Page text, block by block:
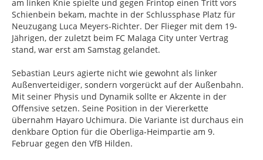
am linken Knie spielte und gegen Frintop einen Tritt vors
Schienbein bekam, machte in der Schlussphase Platz für
Neuzugang Luca Meyers-Richter. Der Flieger mit dem 19-
Jährigen, der zuletzt beim FC Malaga City unter Vertrag
stand, war erst am Samstag gelandet.
Sebastian Leurs agierte nicht wie gewohnt als linker
Außenverteidiger, sondern vorgerückt auf der Außenbahn.
Mit seiner Physis und Dynamik sollte er Akzente in der
Offensive setzen. Seine Position in der Viererkette
übernahm Hayaro Uchimura. Die Variante ist durchaus ein
denkbare Option für die Oberliga-Heimpartie am 9.
Februar gegen den VfB Hilden.